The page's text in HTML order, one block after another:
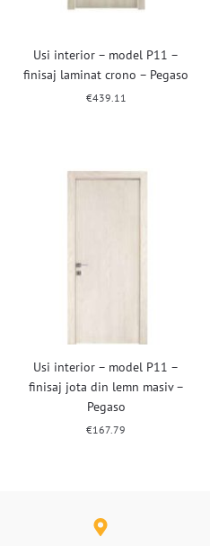
Usi interior – model P11 –
finisaj laminat crono – Pegaso
€439.11
Usi interior – model P11 –
finisaj jota din lemn masiv –
Pegaso
€167.79